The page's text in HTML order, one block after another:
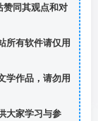
同其观点和对
所有软件请仅用
学作品，请勿用
大家学习与参